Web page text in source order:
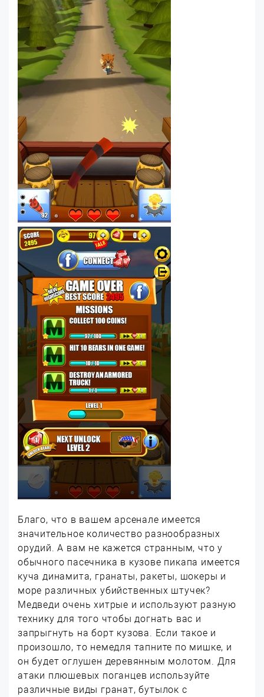
Благо, что в вашем арсенале имеется
значительное количество разнообразных
орудий. А вам не кажется странным, что у
обычного пасечника в кузове пикапа имеется
куча динамита, гранаты, ракеты, шокеры и
море различных убийственных штучек?
Медведи очень хитрые и используют разную
технику для того чтобы догнать вас и
запрыгнуть на борт кузова. Если такое и
произошло, то немедля тапните по мишке, и
он будет оглушен деревянным молотом. Для
атаки плюшевых поганцев используйте
различные виды гранат, бутылок с